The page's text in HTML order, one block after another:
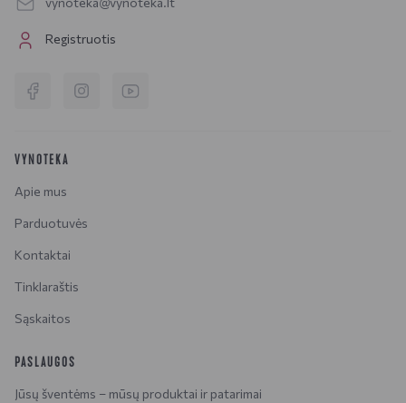
Registruotis
VYNOTEKA
Apie mus
Parduotuvės
Kontaktai
Tinklaraštis
Sąskaitos
PASLAUGOS
Jūsų šventėms – mūsų produktai ir patarimai